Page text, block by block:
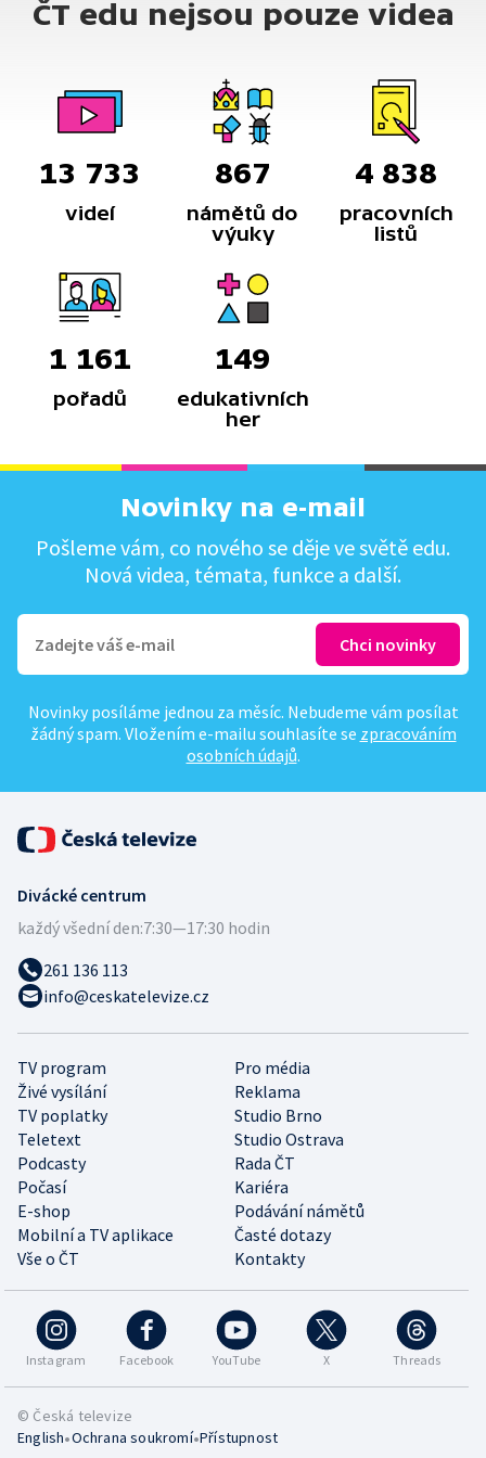
pod nimi už nám nikdo nevrátí.
ČT edu nejsou pouze videa
13 733
videí
867
námětů do
výuky
4 838
pracovních
listů
1 161
pořadů
149
edukativních
her
Novinky na e-mail
Pošleme vám, co nového se děje ve světě edu.
Nová videa, témata, funkce a další.
Novinky posíláme jednou za měsíc. Nebudeme vám posílat
žádný spam. Vložením e-mailu souhlasíte se zpracováním
osobních údajů.